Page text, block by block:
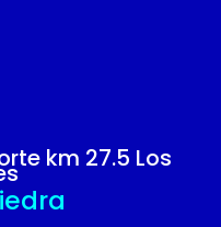
km 27.5 Los